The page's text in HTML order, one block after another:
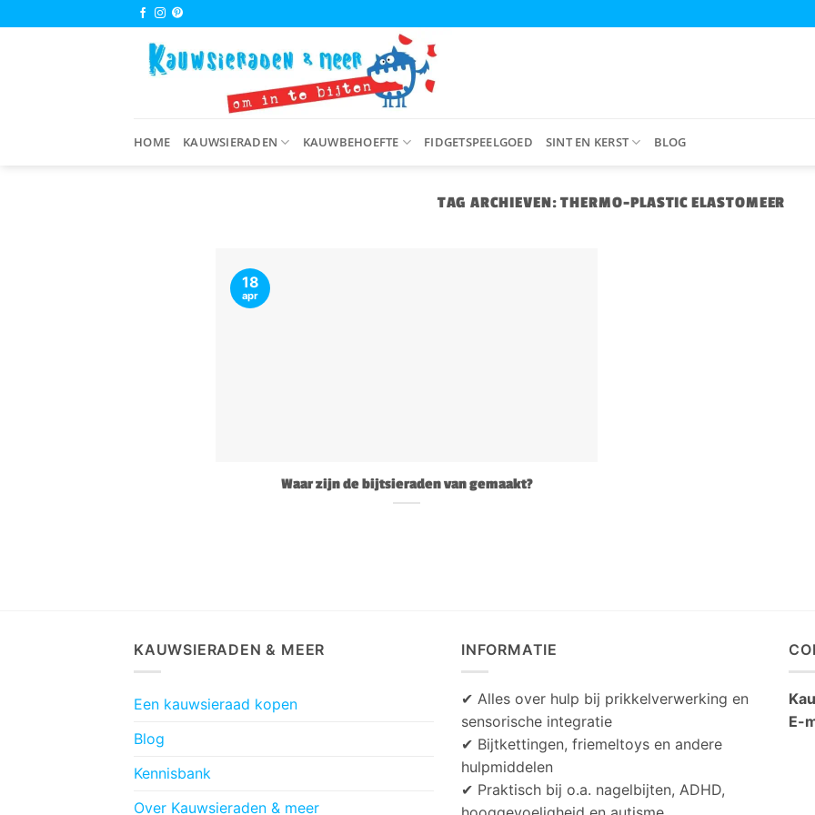
naar
HOME KAUWSIERADEN KAUWBEHOEFTE FIDGETSPEELGOED SINT EN KERST BLOG
TAG ARCHIEVEN:THERMO-PLASTIC ELASTOMEER
Waar zijn de bijtsieraden van gemaakt?
18
apr
KAUWSIERADEN & MEER
Een kauwsieraad kopen
Blog
Kennisbank
Over Kauwsieraden & meer
INFORMATIE
✔ Alles over hulp bij prikkelverwerking en
sensorische integratie
✔ Bijtkettingen, friemeltoys en andere
hulpmiddelen
✔ Praktisch bij o.a. nagelbijten, ADHD,
E-